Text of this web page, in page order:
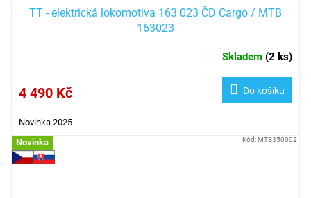
TT - elektrická lokomotiva 163 023 ČD Cargo / MTB
163023
Skladem (2 ks)
4 490 Kč Do košíku
Novinka 2025
Novinka Kód:MTB350002